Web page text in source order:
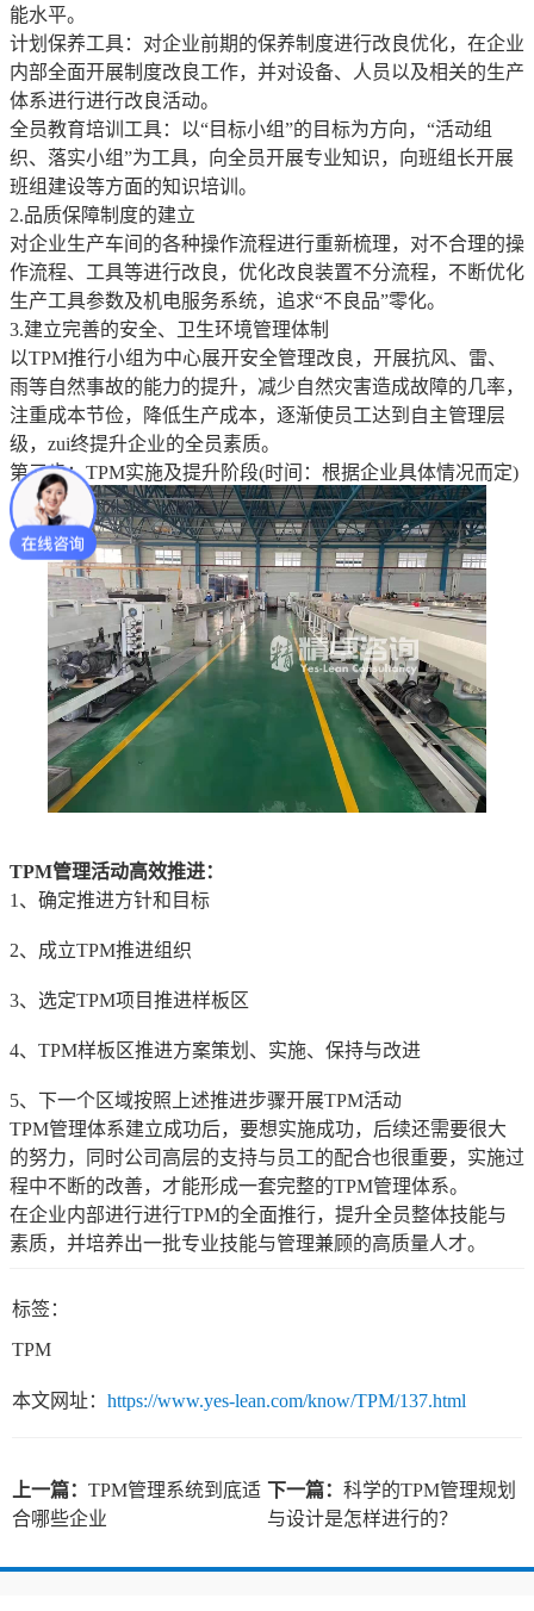
能水平。
计划保养工具：对企业前期的保养制度进行改良优化，在企业
内部全面开展制度改良工作，并对设备、人员以及相关的生产
体系进行进行改良活动。
全员教育培训工具：以“目标小组”的目标为方向，“活动组
织、落实小组”为工具，向全员开展专业知识，向班组长开展
班组建设等方面的知识培训。
2.品质保障制度的建立
对企业生产车间的各种操作流程进行重新梳理，对不合理的操
作流程、工具等进行改良，优化改良装置不分流程，不断优化
生产工具参数及机电服务系统，追求“不良品”零化。
3.建立完善的安全、卫生环境管理体制
以TPM推行小组为中心展开安全管理改良，开展抗风、雷、
雨等自然事故的能力的提升，减少自然灾害造成故障的几率，
注重成本节俭，降低生产成本，逐渐使员工达到自主管理层
级，zui终提升企业的全员素质。
第三步：TPM实施及提升阶段(时间：根据企业具体情况而定)
TPM管理活动高效推进：
1、确定推进方针和目标
2、成立TPM推进组织
3、选定TPM项目推进样板区
4、TPM样板区推进方案策划、实施、保持与改进
5、下一个区域按照上述推进步骤开展TPM活动
TPM管理体系建立成功后，要想实施成功，后续还需要很大
的努力，同时公司高层的支持与员工的配合也很重要，实施过
程中不断的改善，才能形成一套完整的TPM管理体系。
在企业内部进行进行TPM的全面推行，提升全员整体技能与
素质，并培养出一批专业技能与管理兼顾的高质量人才。
标签：
TPM
本文网址： https://www.yes-lean.com/know/TPM/137.html
上一篇： TPM管理系统到底适
合哪些企业
下一篇： 科学的TPM管理规划
与设计是怎样进行的？